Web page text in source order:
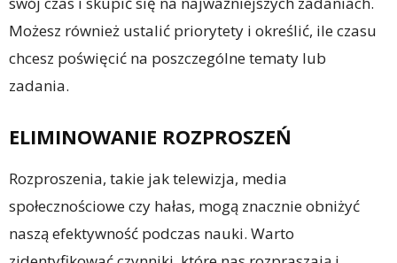
Możesz również ustalić priorytety i określić, ile czasu
chcesz poświęcić na poszczególne tematy lub
zadania.
ELIMINOWANIE ROZPROSZEŃ
Rozproszenia, takie jak telewizja, media
społecznościowe czy hałas, mogą znacznie obniżyć
naszą efektywność podczas nauki. Warto